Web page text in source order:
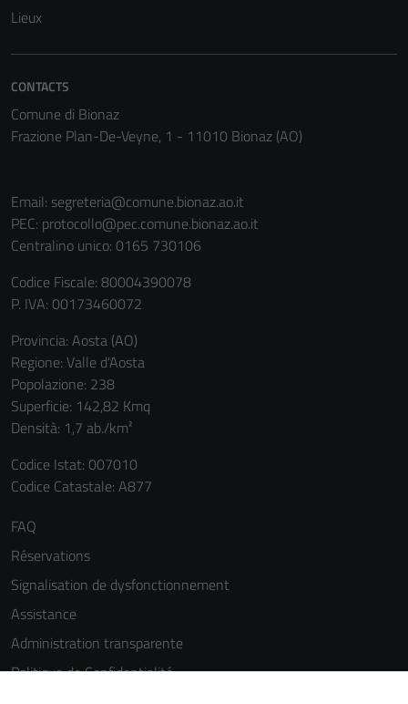
Lieux
CONTACTS
Comune di Bionaz
Frazione Plan-De-Veyne, 1 - 11010 Bionaz (AO)
Email: segreteria@comune.bionaz.ao.it
PEC: protocollo@pec.comune.bionaz.ao.it
Centralino unico: 0165 730106
Codice Fiscale: 80004390078
P. IVA: 00173460072
Provincia: Aosta (AO)
Regione: Valle d'Aosta
Popolazione: 238
Superficie: 142,82 Kmq
Densità: 1,7 ab./km²
Codice Istat: 007010
Codice Catastale: A877
FAQ
Réservations
Signalisation de dysfonctionnement
Assistance
Administration transparente
Politique de Confidentialité